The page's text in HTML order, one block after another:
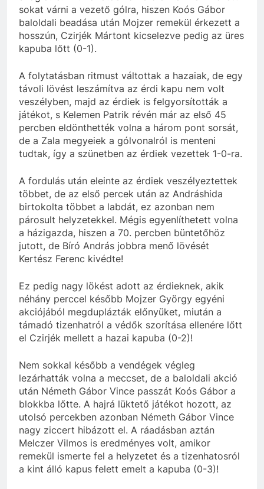
sokat várni a vezető gólra, hiszen Koós Gábor
baloldali beadása után Mojzer remekül érkezett a
hosszún, Czirjék Mártont kicselezve pedig az üres
kapuba lőtt (0-1).
A folytatásban ritmust váltottak a hazaiak, de egy
távoli lövést leszámítva az érdi kapu nem volt
veszélyben, majd az érdiek is felgyorsították a
játékot, s Kelemen Patrik révén már az első 45
percben eldönthették volna a három pont sorsát,
de a Zala megyeiek a gólvonalról is menteni
tudtak, így a szünetben az érdiek vezettek 1-0-ra.
A fordulás után eleinte az érdiek veszélyeztettek
többet, de az első percek után az Andráshida
birtokolta többet a labdát, ez azonban nem
párosult helyzetekkel. Mégis egyenlíthetett volna
a házigazda, hiszen a 70. percben büntetőhöz
jutott, de Bíró András jobbra menő lövését
Kertész Ferenc kivédte!
Ez pedig nagy lökést adott az érdieknek, akik
néhány perccel később Mojzer György egyéni
akciójából megduplázták előnyüket, miután a
támadó tizenhatról a védők szorítása ellenére lőtt
el Czirjék mellett a hazai kapuba (0-2)!
Nem sokkal később a vendégek végleg
lezárhatták volna a meccset, de a baloldali akció
után Németh Gábor Vince passzát Koós Gábor a
blokkba lőtte. A hajrá lüktető játékot hozott, az
utolsó percekben azonban Németh Gábor Vince
nagy ziccert hibázott el. A ráadásban aztán
Melczer Vilmos is eredményes volt, amikor
remekül ismerte fel a helyzetet és a tizenhatosról
a kint álló kapus felett emelt a kapuba (0-3)!